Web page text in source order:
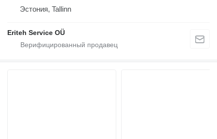
Эстония, Tallinn
Eriteh Service OÜ